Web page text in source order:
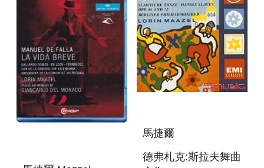
馬捷爾
德弗札克:斯拉夫舞曲